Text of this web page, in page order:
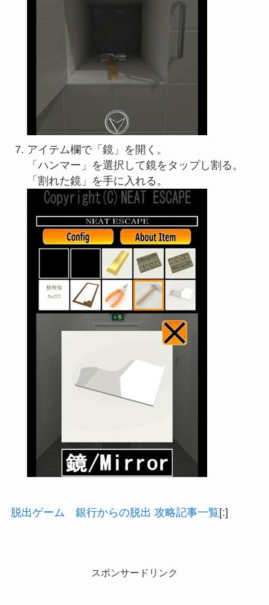
アイテム欄で「鏡」を開く。
「ハンマー」を選択して鏡をタップし割る。
「割れた鏡」を手に入れる。
脱出ゲーム 銀行からの脱出 攻略記事一覧[:]
スポンサードリンク